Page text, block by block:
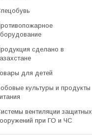
сделано в
для детей
культуры и продукты
вентиляции защитных
при ГО и ЧС